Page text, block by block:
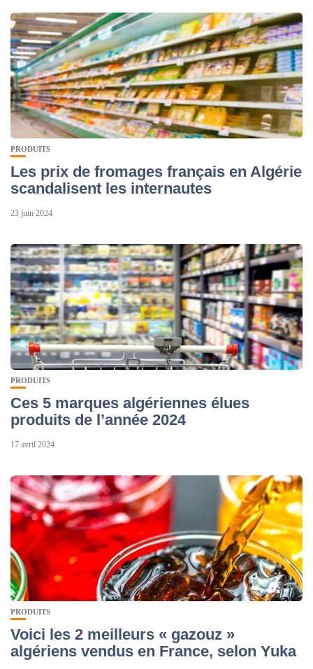
PRODUITS
Les prix de fromages français en Algérie
scandalisent les internautes
23 juin 2024
PRODUITS
Ces 5 marques algériennes élues
produits de l’année 2024
17 avril 2024
PRODUITS
Voici les 2 meilleurs « gazouz »
algériens vendus en France, selon Yuka